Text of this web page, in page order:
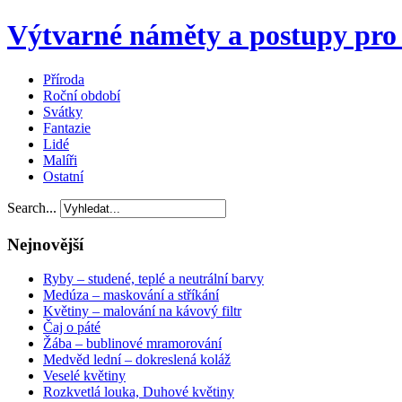
Výtvarné náměty a postupy
Příroda
Roční období
Svátky
Fantazie
Lidé
Malíři
Ostatní
Search...
Nejnovější
Ryby – studené, teplé a neutrální barvy
Medúza – maskování a stříkání
Květiny – malování na kávový filtr
Čaj o páté
Žába – bublinové mramorování
Medvěd lední – dokreslená koláž
Veselé květiny
Rozkvetlá louka, Duhové květiny